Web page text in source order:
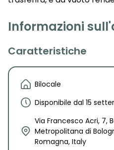
Informazioni
Caratteristiche
Bilocale
Disponibile dal 15
Via Francesco Acri, 7,
Metropolitana di
Romagna, Italy